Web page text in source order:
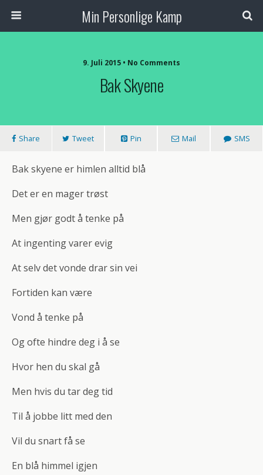
Min Personlige Kamp
9. Juli 2015 • No Comments
Bak Skyene
Share Tweet Pin Mail SMS
Bak skyene er himlen alltid blå
Det er en mager trøst
Men gjør godt å tenke på
At ingenting varer evig
At selv det vonde drar sin vei
Fortiden kan være
Vond å tenke på
Og ofte hindre deg i å se
Hvor hen du skal gå
Men hvis du tar deg tid
Til å jobbe litt med den
Vil du snart få se
En blå himmel igjen